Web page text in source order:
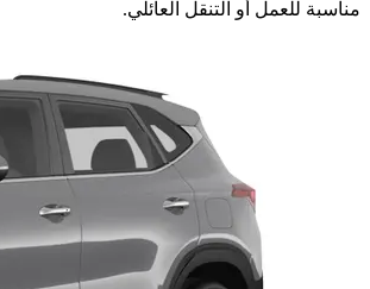
مناسبة للعمل أو التنقل العائلي.